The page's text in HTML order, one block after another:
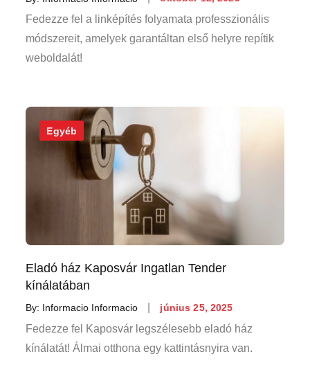
on
Fedezze fel a linképítés folyamata professzionális
módszereit, amelyek garantáltan első helyre repítik
weboldalát!
Egyéb
Eladó ház Kaposvár Ingatlan Tender
kínálatában
By: Informacio Informacio
Posted
on
június 25, 2025
Fedezze fel Kaposvár legszélesebb eladó ház
kínálatát! Álmai otthona egy kattintásnyira van.